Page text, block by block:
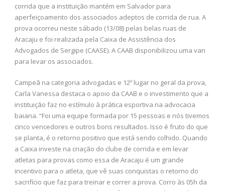
corrida que a instituição mantém em Salvador para
aperfeiçoamento dos associados adeptos de corrida de rua. A
prova ocorreu neste sábado (13/08) pelas belas ruas de
Aracaju e foi realizada pela Caixa de Assistência dos
Advogados de Sergipe (CAASE). A CAAB disponibilizou uma van
para levar os associados.
Campeã na categoria advogadas e 12º lugar no geral da prova,
Carla Vanessa destaca o apoio da CAAB e o investimento que a
instituição faz no estímulo à prática esportiva na advocacia
baiana. “Foi uma equipe formada por 15 pessoas e nós tivemos
cinco vencedores e outros bons resultados. Isso é fruto do que
se planta, é o retorno positivo que está sendo colhido. Quando
a Caixa investe na criação do clube de corrida e em levar
atletas para provas como essa de Aracaju é um grande
incentivo para o atleta, que vê suas conquistas o retorno do
sacrifício que faz para treinar e correr a prova. Corro às 05h da